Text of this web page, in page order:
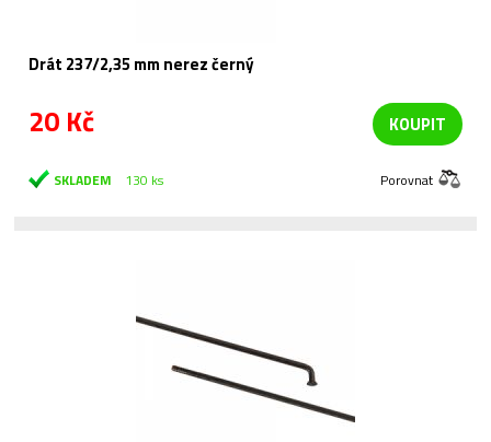
Drát 237/2,35 mm nerez černý
20 Kč KOUPIT
SKLADEM 130 ks Porovnat